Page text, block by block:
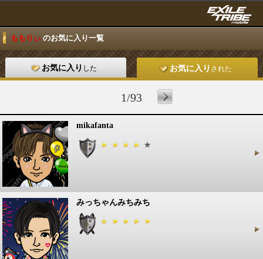
ももりぃ のお気に入り一覧
お気に入り した お気に入り された
1/93
mikafanta
みっちゃんみちみち